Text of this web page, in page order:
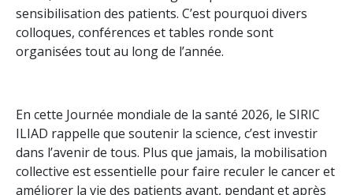
sensibilisation des patients. C’est pourquoi divers
colloques, conférences et tables ronde sont
organisées tout au long de l’année.
En cette Journée mondiale de la santé 2026, le SIRIC
ILIAD rappelle que soutenir la science, c’est investir
dans l’avenir de tous. Plus que jamais, la mobilisation
collective est essentielle pour faire reculer le cancer et
améliorer la vie des patients avant, pendant et après